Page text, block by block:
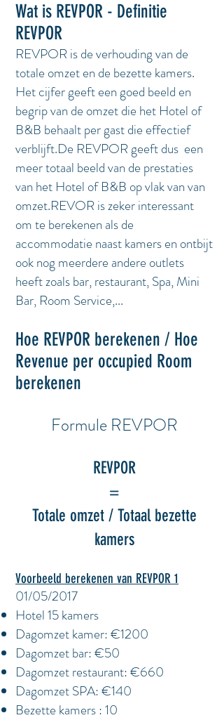
Wat is REVPOR - Definitie
REVPOR
REVPOR is de verhouding van de
totale omzet en de bezette kamers.
Het cijfer geeft een goed beeld en
begrip van de omzet die het Hotel of
B&B behaalt per gast die effectief
verblijft.De REVPOR geeft dus een
meer totaal beeld van de prestaties
van het Hotel of B&B op vlak van van
omzet.REVOR is zeker interessant
om te berekenen als de
accommodatie naast kamers en ontbijt
ook nog meerdere andere outlets
heeft zoals bar, restaurant, Spa, Mini
Bar, Room Service,...
Hoe REVPOR berekenen / Hoe
Revenue per occupied Room
berekenen
Formule REVPOR
REVPOR
=
Totale omzet / Totaal bezette
kamers
Voorbeeld berekenen van REVPOR 1
01/05/2017
Hotel 15 kamers
Dagomzet kamer: €1200
Dagomzet bar: €50
Dagomzet restaurant: €660
Dagomzet SPA: €140
Bezette kamers : 10